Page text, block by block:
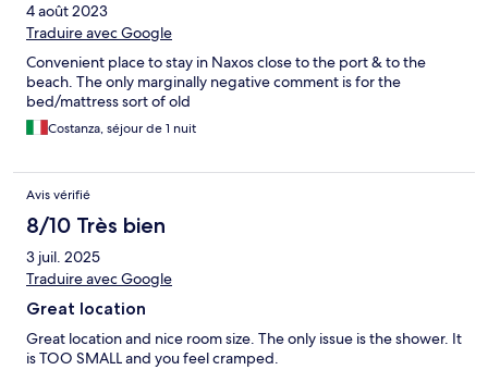
4 août 2023
Traduire avec Google
Convenient place to stay in Naxos close to the port & to the
beach. The only marginally negative comment is for the
bed/mattress sort of old
Costanza, séjour de 1 nuit
Avis vérifié
8/10 Très bien
3 juil. 2025
Traduire avec Google
Great location
Great location and nice room size. The only issue is the shower. It
is TOO SMALL and you feel cramped.